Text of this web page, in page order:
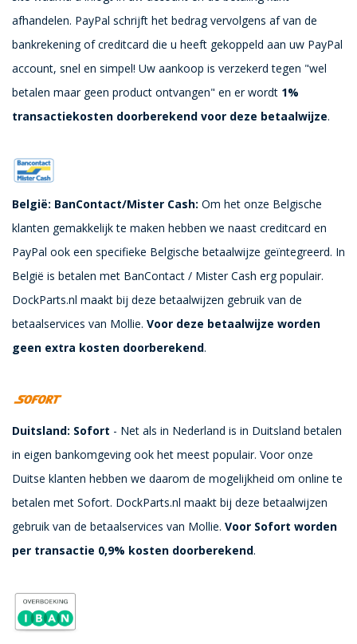
afhandelen. PayPal schrijft het bedrag vervolgens af van de
bankrekening of creditcard die u heeft gekoppeld aan uw PayPal
account, snel en simpel! Uw aankoop is verzekerd tegen "wel
betalen maar geen product ontvangen" en er wordt 1%
transactiekosten doorberekend voor deze betaalwijze.
België: BanContact/Mister Cash: Om het onze Belgische
klanten gemakkelijk te maken hebben we naast creditcard en
PayPal ook een specifieke Belgische betaalwijze geïntegreerd. In
België is betalen met BanContact / Mister Cash erg populair.
DockParts.nl maakt bij deze betaalwijzen gebruik van de
betaalservices van Mollie. Voor deze betaalwijze worden
geen extra kosten doorberekend.
Duitsland: Sofort - Net als in Nederland is in Duitsland betalen
in eigen bankomgeving ook het meest populair. Voor onze
Duitse klanten hebben we daarom de mogelijkheid om online te
betalen met Sofort. DockParts.nl maakt bij deze betaalwijzen
gebruik van de betaalservices van Mollie. Voor Sofort worden
per transactie 0,9% kosten doorberekend.